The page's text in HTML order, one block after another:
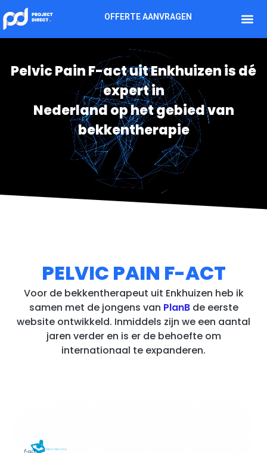
OFFERTE AANVRAGEN
Pelvic Pain F-act uit Enkhuizen is dé
expert in
Nederland op het gebied van
bekkentherapie
PELVIC PAIN F-ACT
Voor de bekkentherapeut uit Enkhuizen heb ik
samen met de jongens van PlanBde eerste
website ontwikkeld. Inmiddels zijn we een aantal
jaren verder en is er de behoefte om
internationaal te expanderen.